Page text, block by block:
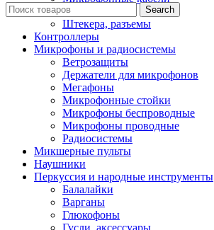
Переходники
Штекера, разъемы
Контроллеры
Микрофоны и радиосистемы
Ветрозащиты
Держатели для микрофонов
Мегафоны
Микрофонные стойки
Микрофоны беспроводные
Микрофоны проводные
Радиосистемы
Микшерные пульты
Наушники
Перкуссия и народные инструменты
Балалайки
Варганы
Глюкофоны
Гусли, аксессуары
Search